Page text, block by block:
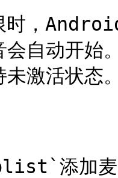
时，
会自动开始
未激活状态
添加麦